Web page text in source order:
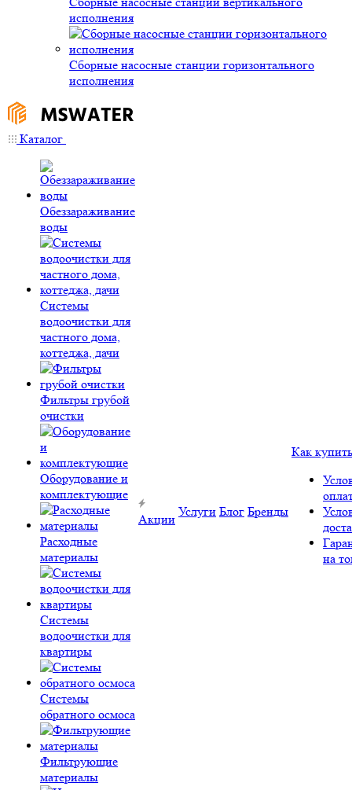
исполнения
Сборные насосные станции горизонтального
исполнения
Каталог
Обеззараживание
воды
Системы
водоочистки для
частного дома,
коттеджа, дачи
Фильтры грубой
очистки
Оборудование и
комплектующие
Расходные
материалы
Системы
водоочистки для
квартиры
Системы
обратного осмоса
Фильтрующие
материалы
Акции
Услуги Блог Бренды
Как купить
на